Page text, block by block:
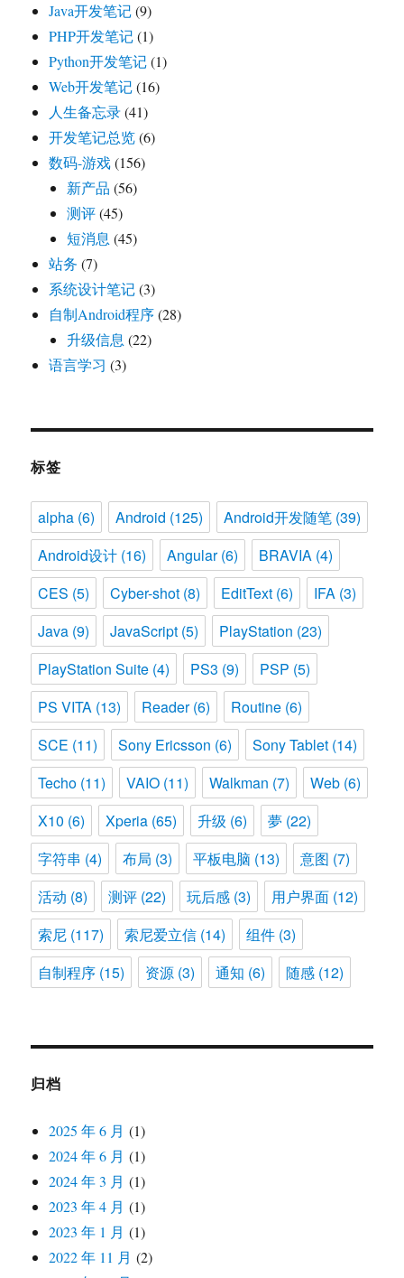
Java开发笔记(9)
PHP开发笔记(1)
Python开发笔记(1)
Web开发笔记(16)
人生备忘录(41)
开发笔记总览(6)
数码-游戏(156)
新产品 (56)
测评(45)
短消息 (45)
站务 (7)
系统设计笔记(3)
自制Android程序(28)
升级信息 (22)
语言学习 (3)
标签
alpha (6) Android (125) Android开发随笔 (39)
Android设计 (16) Angular(6) BRAVIA (4)
CES (5) Cyber-shot (8) EditText (6) IFA (3)
Java (9) JavaScript (5) PlayStation (23)
PlayStation Suite (4) PS3 (9) PSP (5)
PS VITA (13) Reader(6) Routine (6)
SCE (11) Sony Ericsson (6) Sony Tablet (14)
Techo (11) VAIO (11) Walkman (7) Web (6)
X10 (6) Xperia (65) 升级 (6) 夢 (22)
字符串 (4) 布局 (3) 平板电脑 (13) 意图 (7)
活动 (8) 测评 (22) 玩后感 (3) 用户界面 (12)
索尼 (117) 索尼爱立信 (14) 组件 (3)
自制程序 (15) 资源 (3) 通知 (6) 随感 (12)
归档
2025 年 6 月 (1)
2024 年 6 月 (1)
2024 年 3 月 (1)
2023 年 4 月 (1)
2023 年 1 月 (1)
2022 年 11 月 (2)